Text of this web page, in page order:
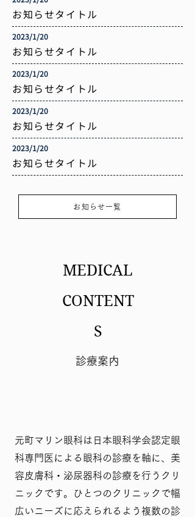
お知らせタイトル
2023/1/20
お知らせタイトル
2023/1/20
お知らせタイトル
2023/1/20
お知らせタイトル
2023/1/20
お知らせタイトル
お知らせ一覧
MEDICAL
CONTENT
S
診療案内
元町マリン眼科は日本眼科学会認定眼
科専門医による眼科の診療を軸に、美
容皮膚科・泌尿器科の診療を行うクリ
ニックです。ひとつのクリニックで幅
広いニーズに応えられるよう複数の診